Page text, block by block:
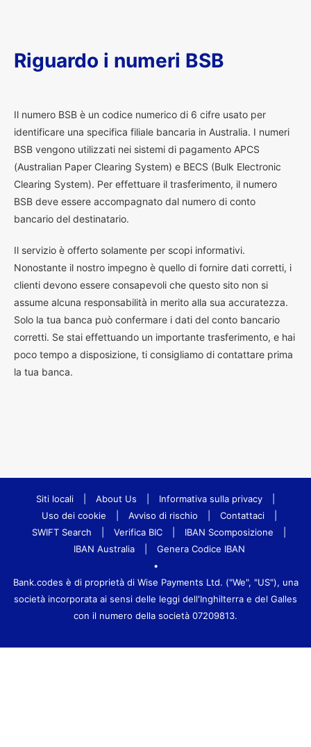
Riguardo i numeri BSB
Il numero BSB è un codice numerico di 6 cifre usato per
identificare una specifica filiale bancaria in Australia. I numeri
BSB vengono utilizzati nei sistemi di pagamento APCS
(Australian Paper Clearing System) e BECS (Bulk Electronic
Clearing System). Per effettuare il trasferimento, il numero
BSB deve essere accompagnato dal numero di conto
bancario del destinatario.
Il servizio è offerto solamente per scopi informativi.
Nonostante il nostro impegno è quello di fornire dati corretti, i
clienti devono essere consapevoli che questo sito non si
assume alcuna responsabilità in merito alla sua accuratezza.
Solo la tua banca può confermare i dati del conto bancario
corretti. Se stai effettuando un importante trasferimento, e hai
poco tempo a disposizione, ti consigliamo di contattare prima
la tua banca.
Siti locali About Us Informativa sulla privacy
Uso dei cookie
Avviso di rischio Contattaci
SWIFT Search
Verifica BIC IBAN Scomposizione
IBAN Australia
Genera Codice IBAN
•
Bank.codes è di proprietà di Wise Payments Ltd. ("We", "US"), una
società incorporata ai sensi delle leggi dell'Inghilterra e del Galles
con il numero della società 07209813.